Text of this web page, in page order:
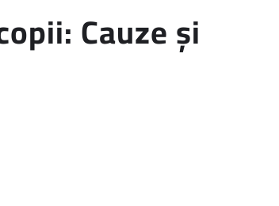
Cauze și